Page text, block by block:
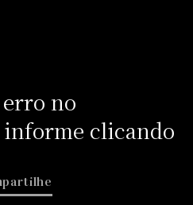
no
informe clicando